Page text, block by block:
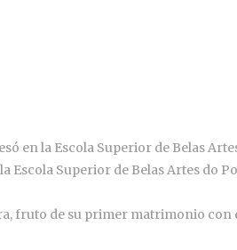
en la Escola Superior de Belas
Superior de Belas Artes do
fruto de su primer matrimonio